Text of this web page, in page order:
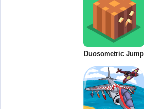
Duosometric Jump